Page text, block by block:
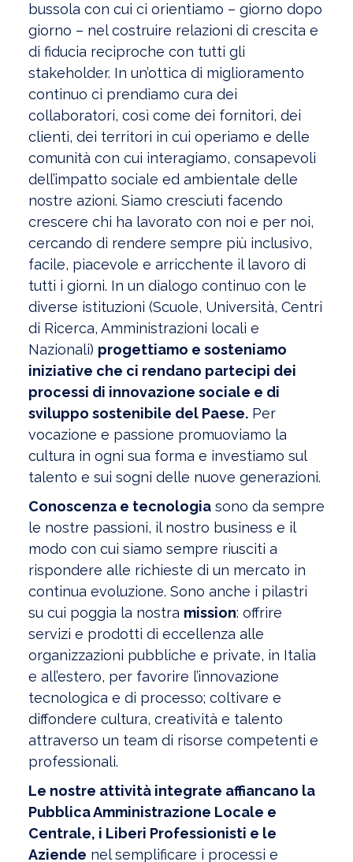
bussola con cui ci orientiamo – giorno dopo
giorno – nel costruire relazioni di crescita e
di fiducia reciproche con tutti gli
stakeholder. In un’ottica di miglioramento
continuo ci prendiamo cura dei
collaboratori, così come dei fornitori, dei
clienti, dei territori in cui operiamo e delle
comunità con cui interagiamo, consapevoli
dell’impatto sociale ed ambientale delle
nostre azioni. Siamo cresciuti facendo
crescere chi ha lavorato con noi e per noi,
cercando di rendere sempre più inclusivo,
facile, piacevole e arricchente il lavoro di
tutti i giorni. In un dialogo continuo con le
diverse istituzioni (Scuole, Università, Centri
di Ricerca, Amministrazioni locali e
Nazionali) progettiamo e sosteniamo
iniziative che ci rendano partecipi dei
processi di innovazione sociale e di
sviluppo sostenibile del Paese. Per
vocazione e passione promuoviamo la
cultura in ogni sua forma e investiamo sul
talento e sui sogni delle nuove generazioni.
Conoscenza e tecnologia sono da sempre
le nostre passioni, il nostro business e il
modo con cui siamo sempre riusciti a
rispondere alle richieste di un mercato in
continua evoluzione. Sono anche i pilastri
su cui poggia la nostra mission: offrire
servizi e prodotti di eccellenza alle
organizzazioni pubbliche e private, in Italia
e all’estero, per favorire l’innovazione
tecnologica e di processo; coltivare e
diffondere cultura, creatività e talento
attraverso un team di risorse competenti e
professionali.
Le nostre attività integrate affiancano la
Pubblica Amministrazione Locale e
Centrale, i Liberi Professionisti e le
Aziende nel semplificare i processi e